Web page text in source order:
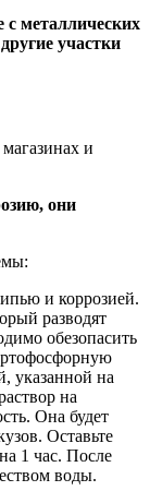
металлических
участки
и
они
и коррозией.
разводят
обезопасить
указанной на
на
Она будет
Оставьте
1 час. После
воды.